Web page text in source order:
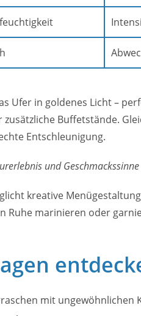
Ufer in goldenes Licht –
Buffetstände.
Entschleunigung.
und
kreative
Ruhe marinieren oder
mit